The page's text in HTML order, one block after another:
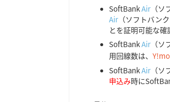
SoftBankAir （
Air （ソフトバンク
とを証明可能な確
SoftBankAir （
用回線数は、
SoftBankAir （
申込み時に